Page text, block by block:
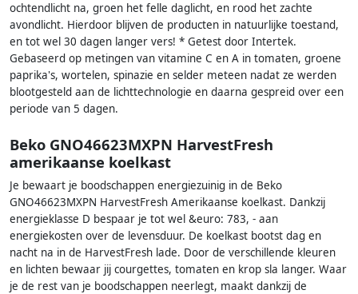
ochtendlicht na, groen het felle daglicht, en rood het zachte
avondlicht. Hierdoor blijven de producten in natuurlijke toestand,
en tot wel 30 dagen langer vers! * Getest door Intertek.
Gebaseerd op metingen van vitamine C en A in tomaten, groene
paprika's, wortelen, spinazie en selder meteen nadat ze werden
blootgesteld aan de lichttechnologie en daarna gespreid over een
periode van 5 dagen.
Beko GNO46623MXPN HarvestFresh
amerikaanse koelkast
Je bewaart je boodschappen energiezuinig in de Beko
GNO46623MXPN HarvestFresh Amerikaanse koelkast. Dankzij
energieklasse D bespaar je tot wel &euro: 783, - aan
energiekosten over de levensduur. De koelkast bootst dag en
nacht na in de HarvestFresh lade. Door de verschillende kleuren
en lichten bewaar jij courgettes, tomaten en krop sla langer. Waar
je de rest van je boodschappen neerlegt, maakt dankzij de